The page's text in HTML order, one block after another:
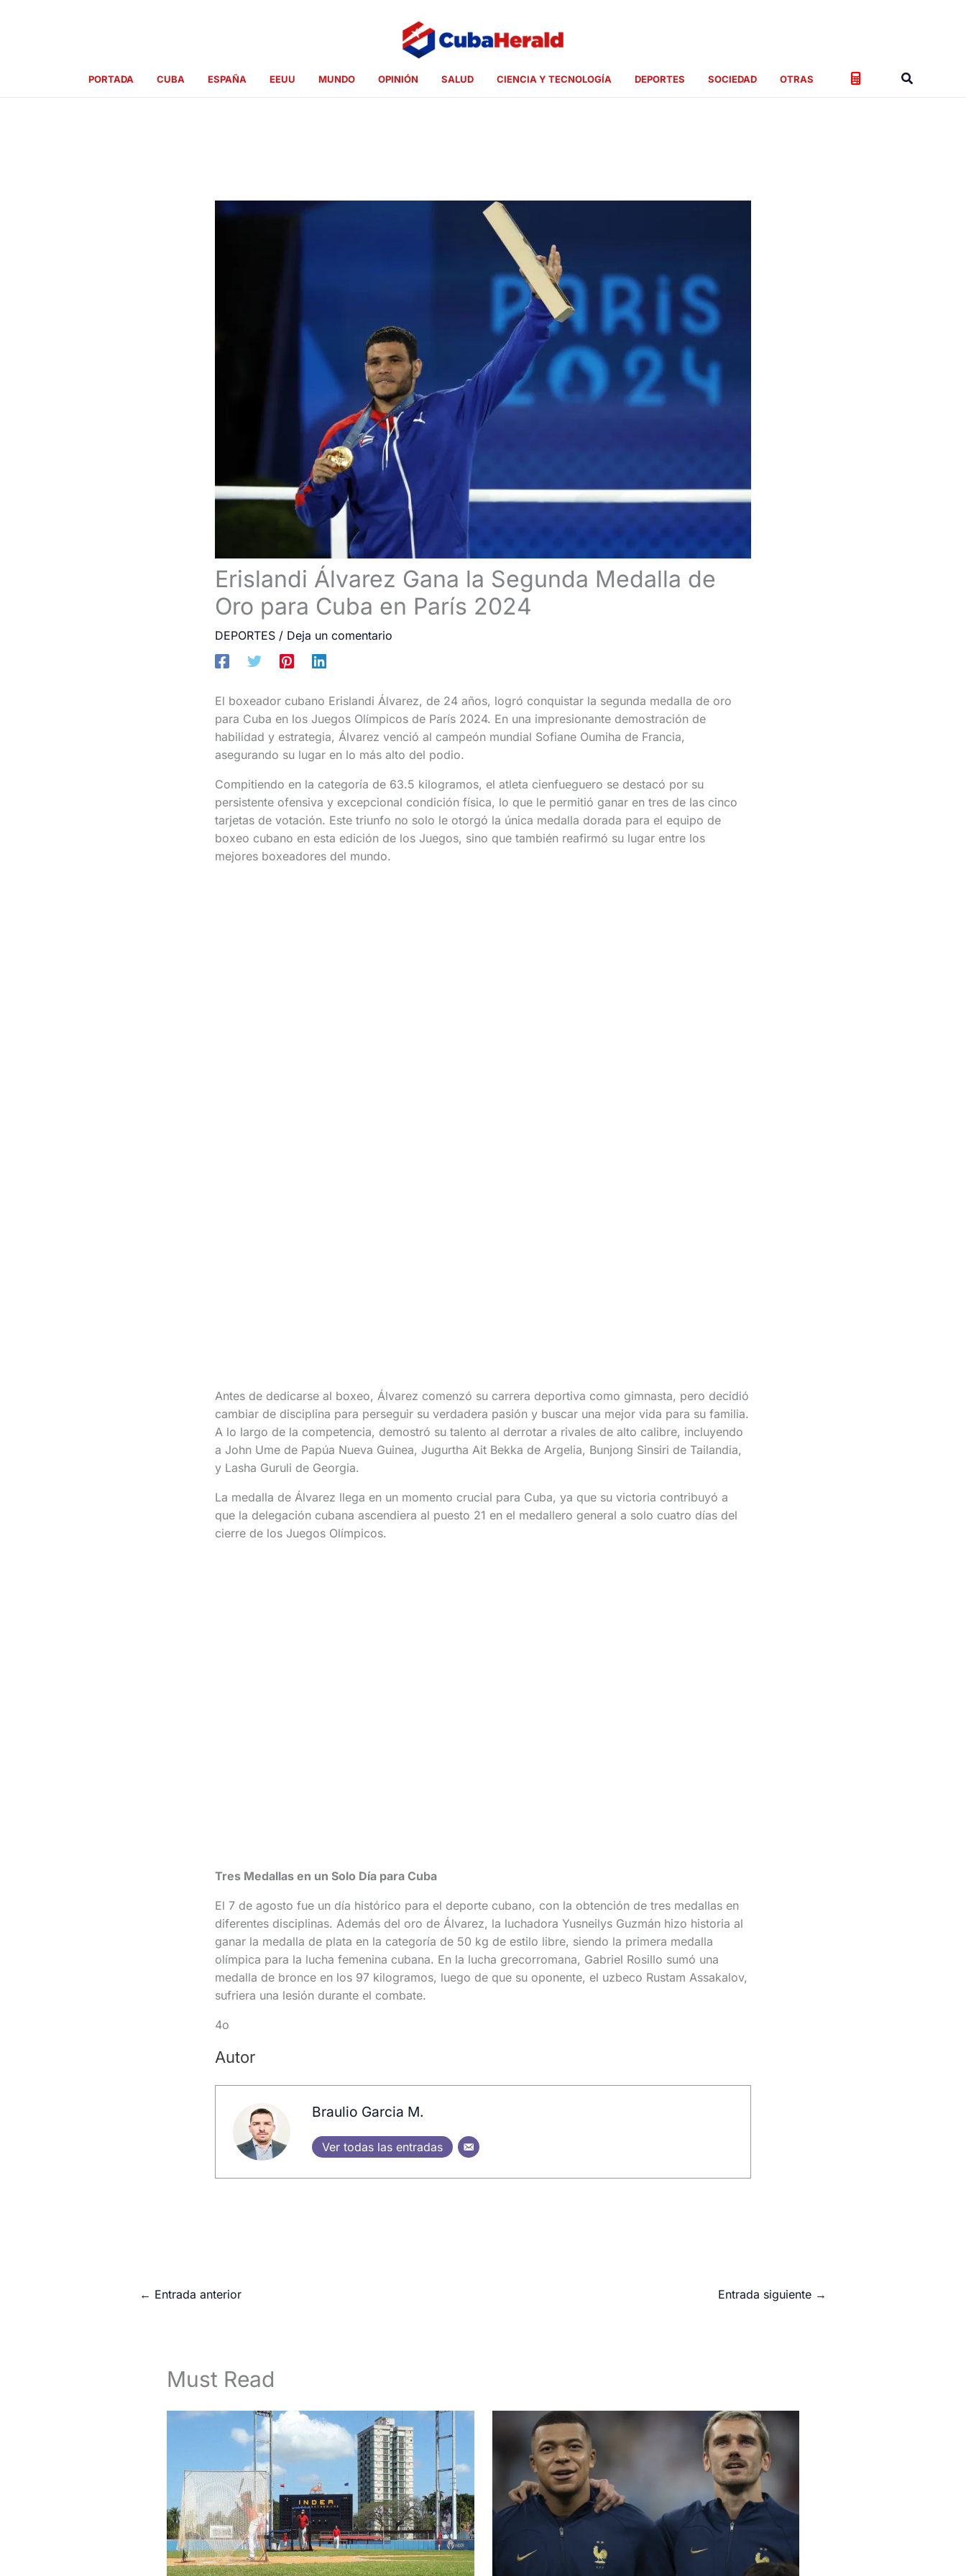
PORTADA CUBA ESPAÑA EEUU MUNDO OPINIÓN SALUD CIENCIA Y TECNOLOGÍA DEPORTES SOCIEDAD OTRAS Buscar
Erislandi Álvarez Gana la Segunda Medalla de
Oro para Cuba en París 2024
DEPORTES/ Deja un comentario
El boxeador cubano Erislandi Álvarez, de 24 años, logró conquistar la segunda medalla de oro
para Cuba en los Juegos Olímpicos de París 2024. En una impresionante demostración de
habilidad y estrategia, Álvarez venció al campeón mundial Sofiane Oumiha de Francia,
asegurando su lugar en lo más alto del podio.
Compitiendo en la categoría de 63.5 kilogramos, el atleta cienfueguero se destacó por su
persistente ofensiva y excepcional condición física, lo que le permitió ganar en tres de las cinco
tarjetas de votación. Este triunfo no solo le otorgó la única medalla dorada para el equipo de
boxeo cubano en esta edición de los Juegos, sino que también reafirmó su lugar entre los
mejores boxeadores del mundo.
Antes de dedicarse al boxeo, Álvarez comenzó su carrera deportiva como gimnasta, pero decidió
cambiar de disciplina para perseguir su verdadera pasión y buscar una mejor vida para su familia.
A lo largo de la competencia, demostró su talento al derrotar a rivales de alto calibre, incluyendo
a John Ume de Papúa Nueva Guinea, Jugurtha Ait Bekka de Argelia, Bunjong Sinsiri de Tailandia,
y Lasha Guruli de Georgia.
La medalla de Álvarez llega en un momento crucial para Cuba, ya que su victoria contribuyó a
que la delegación cubana ascendiera al puesto 21 en el medallero general a solo cuatro días del
cierre de los Juegos Olímpicos.
Tres Medallas en un Solo Día para Cuba
El 7 de agosto fue un día histórico para el deporte cubano, con la obtención de tres medallas en
diferentes disciplinas. Además del oro de Álvarez, la luchadora Yusneilys Guzmán hizo historia al
ganar la medalla de plata en la categoría de 50 kg de estilo libre, siendo la primera medalla
olímpica para la lucha femenina cubana. En la lucha grecorromana, Gabriel Rosillo sumó una
medalla de bronce en los 97 kilogramos, luego de que su oponente, el uzbeco Rustam Assakalov,
sufriera una lesión durante el combate.
4o
Autor
Braulio Garcia M.
Ver todas las entradas
← Entrada anterior Entrada siguiente →
Must Read